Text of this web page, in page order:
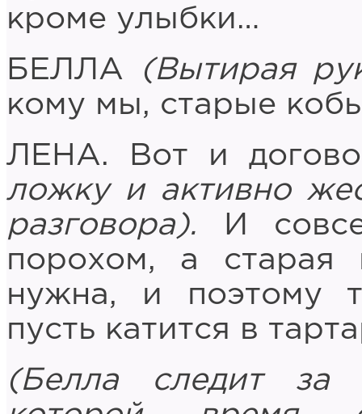
кроме улыбки…
БЕЛЛА
(Вытирая
кому мы, старые
ЛЕНА. Вот и
ложку и активно
разговора).
И
порохом, а
нужна, и поэтому
пусть катится в
(Белла следит за